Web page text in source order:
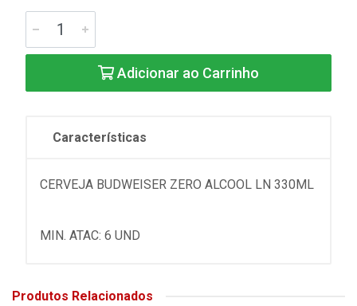
Adicionar ao Carrinho
Características
CERVEJA BUDWEISER ZERO ALCOOL LN 330ML
MIN. ATAC: 6 UND
Produtos Relacionados